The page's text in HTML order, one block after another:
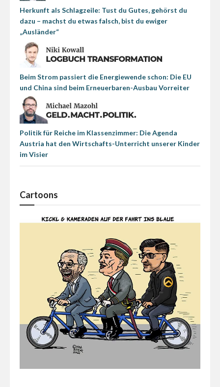
Herkunft als Schlagzeile: Tust du Gutes, gehörst du
dazu – machst du etwas falsch, bist du ewiger
„Ausländer“
Beim Strom passiert die Energiewende schon: Die EU
und China sind beim Erneuerbaren-Ausbau Vorreiter
Politik für Reiche im Klassenzimmer: Die Agenda
Austria hat den Wirtschafts-Unterricht unserer Kinder
im Visier
Cartoons